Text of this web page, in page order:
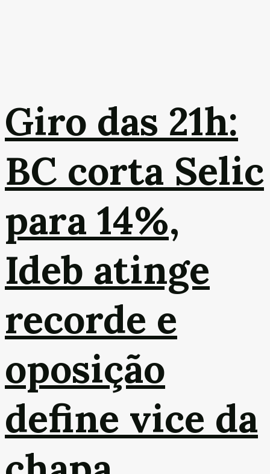
Giro das 21h:
BC corta Selic
para 14%,
Ideb atinge
recorde e
oposição
define vice da